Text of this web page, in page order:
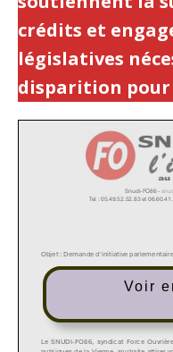
crédits et
législatives
disparition
Voir